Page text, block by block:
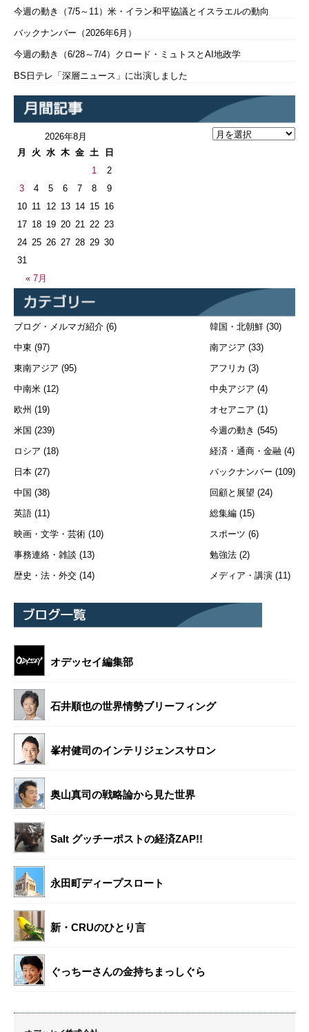
今週の動き（7/5～11）米・イラン和平協議とイスラエルの動向
バックナンバー（2026年6月）
今週の動き（6/28～7/4）クロード・ミュトスとAI地政学
BS日テレ「深層ニュース」に出演しました
2026年8月
月
火 水 木 金 土 日
« 7月
1
2
3
4 5 6 7 8
9
10 11 12 13 14 15 16
17 18 19 20 21 22 23
24 25 26 27 28 29 30
31
ブログ・メルマガ紹介 (6)
中東 (97)
東南アジア (95)
中南米 (12)
欧州 (19)
米国 (239)
ロシア (18)
日本 (27)
中国 (38)
英語 (11)
映画・文学・芸術 (10)
事務連絡・雑談 (13)
歴史・法・外交 (14)
韓国・北朝鮮 (30)
南アジア (33)
アフリカ (3)
中央アジア (4)
オセアニア (1)
今週の動き (545)
経済・通商・金融 (4)
バックナンバー (109)
回顧と展望 (24)
総集編 (15)
スポーツ (6)
勉強法 (2)
メディア・講演 (11)
オデッセイ編集部
石井順也の世界情勢ブリーフィング
峯村健司のインテリジェンスサロン
奥山真司の戦略論から見た世界
Salt グッチーポストの経済ZAP!!
永田町ディープスロート
新・CRUのひとり言
ぐっちーさんの金持ちまっしぐら